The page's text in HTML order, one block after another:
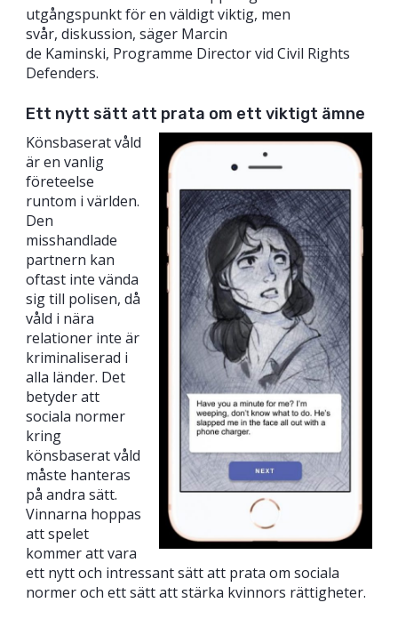
utgångspunkt för en väldigt viktig, men
svår, diskussion, säger Marcin
de Kaminski, Programme Director vid Civil Rights
Defenders.
Ett nytt sätt att prata om ett viktigt ämne
Könsbaserat våld
är en vanlig
företeelse
runtom i världen.
Den
misshandlade
partnern kan
oftast inte vända
sig till polisen, då
våld i nära
relationer inte är
kriminaliserad i
alla länder. Det
betyder att
sociala normer
kring
könsbaserat våld
måste hanteras
på andra sätt.
Vinnarna hoppas
att spelet
kommer att vara
ett nytt och intressant sätt att prata om sociala
normer och ett sätt att stärka kvinnors rättigheter.